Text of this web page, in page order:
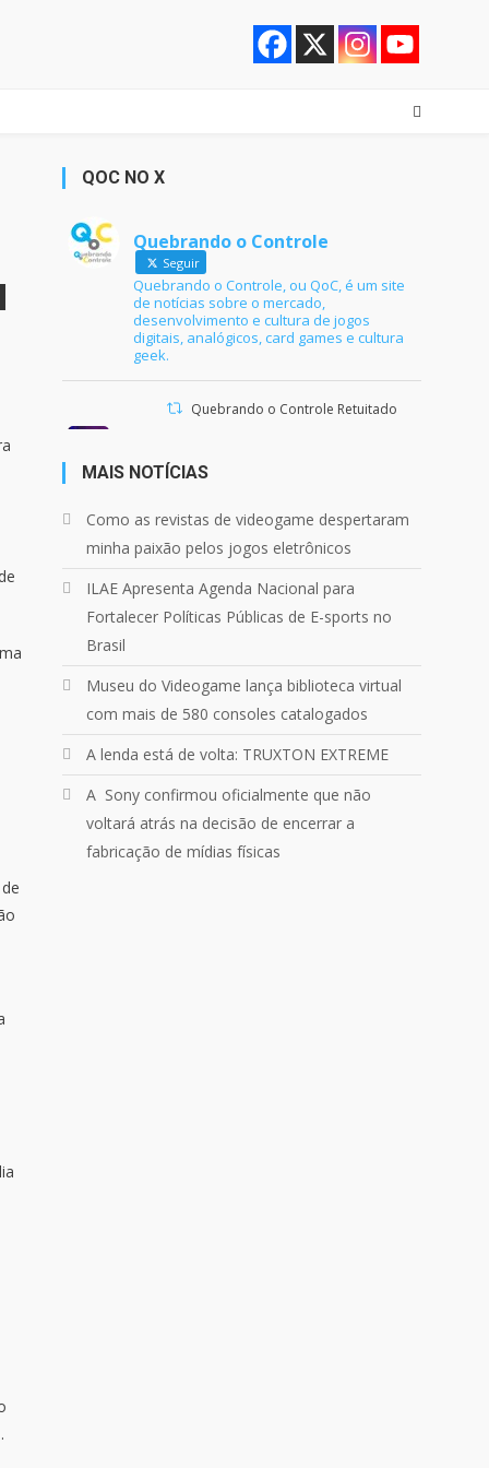
QOC NO X
Quebrando o Controle
Seguir
Quebrando o Controle, ou QoC, é um site
de notícias sobre o mercado,
desenvolvimento e cultura de jogos
digitais, analógicos, card games e cultura
geek.
Quebrando o Controle Retuitado
21 jun 2024
ontem no@Podpah
Quebrando o Controle
Confira em nosso site o mais
recente REVIEW de Skull & Bones.
Mais em:
1 1 Twitter
MAIS NOTÍCIAS
Como as revistas de videogame despertaram
minha paixão pelos jogos eletrônicos
ILAE Apresenta Agenda Nacional para
Fortalecer Políticas Públicas de E-sports no
Brasil
Museu do Videogame lança biblioteca virtual
com mais de 580 consoles catalogados
A lenda está de volta: TRUXTON EXTREME
A Sony confirmou oficialmente que não
voltará atrás na decisão de encerrar a
fabricação de mídias físicas